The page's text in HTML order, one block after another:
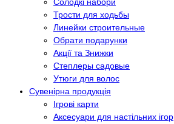
Солодкі набори
Трости для ходьбы
Линейки строительные
Обрати подарунки
Акції та Знижки
Степлеры садовые
Утюги для волос
Сувенірна продукція
Ігрові карти
Аксесуари для настільних ігор